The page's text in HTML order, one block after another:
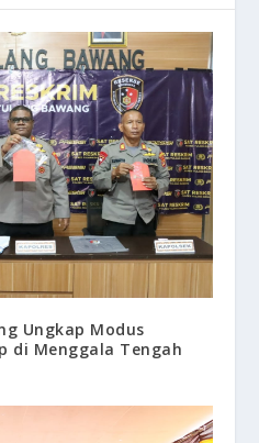
Ungkap Modus
di Menggala Tengah